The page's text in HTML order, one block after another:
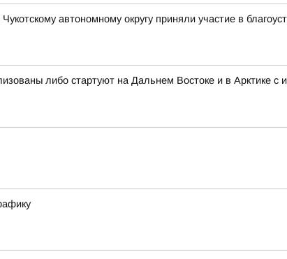
автономному округу приняли участие в
либо стартуют на Дальнем Востоке и в Арктике с